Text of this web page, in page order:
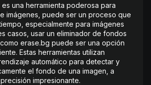
es una herramienta poderosa para
imágenes, puede ser un proceso que
especialmente para imágenes
casos, usar un eliminador de fondos
erase.bg puede ser una opción
Estas herramientas utilizan
automático para detectar y
el fondo de una imagen, a
impresionante.